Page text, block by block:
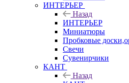
ИНТЕРЬЕР
Назад
ИНТЕРЬЕР
Миниатюры
Пробковые
Свечи
Сувенирчики
КАНТ
Назад